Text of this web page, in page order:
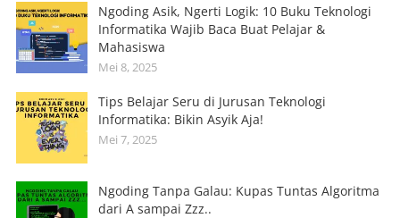
Ngoding Asik, Ngerti Logik: 10 Buku Teknologi
Informatika Wajib Baca Buat Pelajar &
Mahasiswa
Mei 8, 2025
Tips Belajar Seru di Jurusan Teknologi
Informatika: Bikin Asyik Aja!
Mei 7, 2025
Ngoding Tanpa Galau: Kupas Tuntas Algoritma
dari A sampai Zzz..